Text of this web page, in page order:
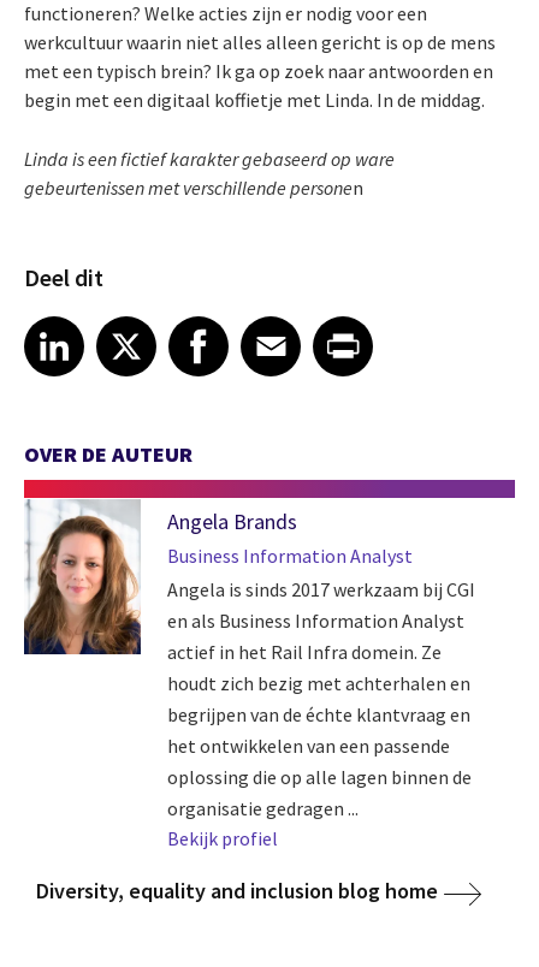
functioneren? Welke acties zijn er nodig voor een
werkcultuur waarin niet alles alleen gericht is op de mens
met een typisch brein? Ik ga op zoek naar antwoorden en
begin met een digitaal koffietje met Linda. In de middag.
Linda is een fictief karakter gebaseerd op ware
gebeurtenissen met verschillende personen
Deel dit
Share article on LinkedIn
LinkedIn
Share article on XShare article on Facebook
Facebook
Share article on Email
EmailShare article on Print
OVER DE AUTEUR
Angela Brands
Business Information Analyst
Angela is sinds 2017 werkzaam bij CGI
en als Business Information Analyst
actief in het Rail Infra domein. Ze
houdt zich bezig met achterhalen en
begrijpen van de échte klantvraag en
het ontwikkelen van een passende
oplossing die op alle lagen binnen de
organisatie gedragen ...
Bekijk profiel
Diversity, equality and inclusion blog home